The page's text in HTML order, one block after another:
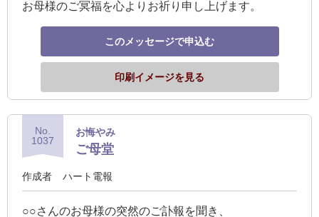
向
サ
ー
お母様のご冥福を心よりお祈り申し上げます。
このメッセージで申込む
印刷イメージを見る
No.
1037
お悔やみ
ご母堂
作成者 ハート電報
○○さんのお母様の突然のご訃報を聞き、